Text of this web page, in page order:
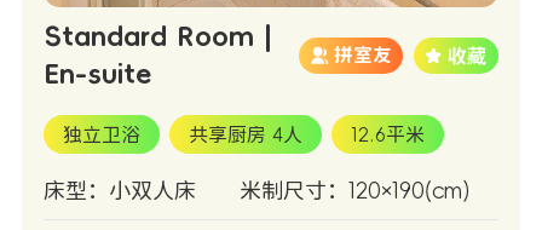
Standard Room |
En-suite
拼室友
独立卫浴 共享厨房 4人 12.6平米
床型：小双人床 米制尺寸：120×190(cm)